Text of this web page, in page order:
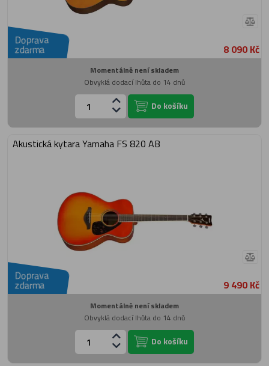
Doprava
zdarma 8 090 Kč
Momentálně není skladem
Obvyklá dodací lhůta do 14 dnů
Do košíku
Akustická kytara Yamaha FS 820 AB
Doprava
zdarma 9 490 Kč
Momentálně není skladem
Obvyklá dodací lhůta do 14 dnů
Do košíku